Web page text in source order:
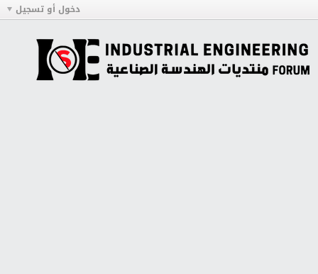
دخول أو تسجيل